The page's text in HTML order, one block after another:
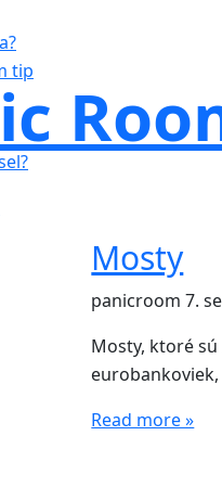
tip
Mosty
panicroom 7.
Mosty, ktoré
Read more »